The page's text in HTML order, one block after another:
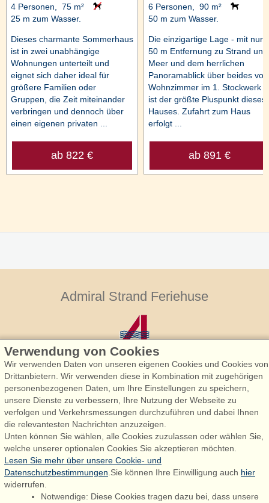
4 Personen, 75 m²
25 m zum Wasser.
Dieses charmante Sommerhaus
ist in zwei unabhängige
Wohnungen unterteilt und
eignet sich daher ideal für
größere Familien oder
Gruppen, die Zeit miteinander
verbringen und dennoch über
einen eigenen privaten ...
ab 822 €
6 Personen, 90 m²
50 m zum Wasser.
Die einzigartige Lage - mit nur
50 m Entfernung zu Strand und
Meer und dem herrlichen
Panoramablick über beides
Wohnzimmer im 1. Stockwerk
ist der größte Pluspunkt dieses
Hauses. Zufahrt zum Haus
erfolgt ...
ab 891 €
Admiral Strand Feriehuse
Admiral Strand Feriehuse, Lønne
Houstrupvej 170, Lønne
6830 Nørre Nebel
booking@admiralstrand.com
+45 70 60 87 78
Følg os på: Facebook
Verwendung von Cookies
Wir verwenden Daten von unseren eigenen Cookies und Cookies von
Drittanbietern. Wir verwenden diese in Kombination mit zugehörigen
personenbezogenen Daten, um Ihre Einstellungen zu speichern,
unsere Dienste zu verbessern, Ihre Nutzung der Webseite zu
verfolgen und Verkehrsmessungen durchzuführen und dabei Ihnen
die relevantesten Nachrichten anzuzeigen.
Unten können Sie wählen, alle Cookies zuzulassen oder wählen Sie,
welche unserer optionalen Cookies Sie akzeptieren möchten.
Lesen Sie mehr über unsere Cookie- und
Datenschutzbestimmungen .Sie können Ihre Einwilligung auch hier
widerrufen.
Notwendige: Diese Cookies tragen dazu bei, dass unsere